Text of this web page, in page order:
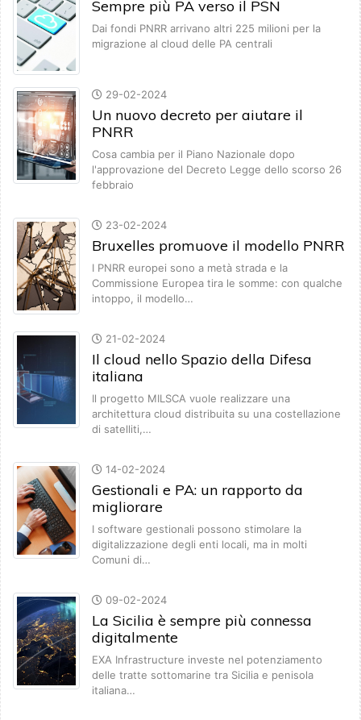
Sempre più PA verso il PSN
Dai fondi PNRR arrivano altri 225 milioni per la
migrazione al cloud delle PA centrali
29-02-2024
Un nuovo decreto per aiutare il
PNRR
Cosa cambia per il Piano Nazionale dopo
l'approvazione del Decreto Legge dello scorso 26
febbraio
23-02-2024
Bruxelles promuove il modello PNRR
I PNRR europei sono a metà strada e la
Commissione Europea tira le somme: con qualche
intoppo, il modello…
21-02-2024
Il cloud nello Spazio della Difesa
italiana
Il progetto MILSCA vuole realizzare una
architettura cloud distribuita su una costellazione
di satelliti,…
14-02-2024
Gestionali e PA: un rapporto da
migliorare
I software gestionali possono stimolare la
digitalizzazione degli enti locali, ma in molti
Comuni di…
09-02-2024
La Sicilia è sempre più connessa
digitalmente
EXA Infrastructure investe nel potenziamento
delle tratte sottomarine tra Sicilia e penisola
italiana…